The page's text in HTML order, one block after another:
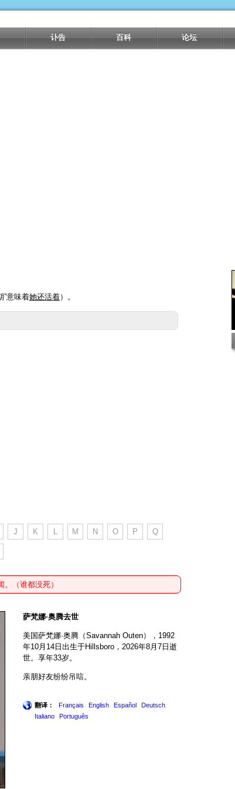
讣告 百科 论坛
”意味着她还活着）。
J K L M N O P Q
。（谁都没死）
萨梵娜·奥腾去世
美国萨梵娜·奥腾（Savannah Outen），1992
年10月14日出生于Hillsboro，2026年8月7日逝
世。享年33岁。
亲朋好友纷纷吊唁。
翻译： Français English Español
Deutsch
Italiano
Português